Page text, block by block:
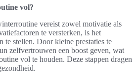
vol?
vereist zowel motivatie als
te versterken, is het
te stellen. Door kleine prestaties te
zelfvertrouwen een boost geven, wat
vol te houden. Deze stappen dragen